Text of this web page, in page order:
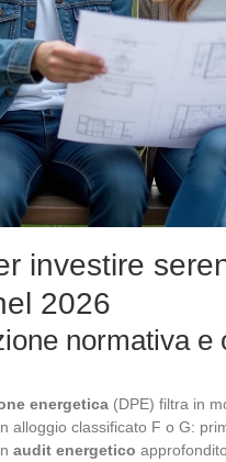
investire
2026
normativa e
energetica (DPE) filtra in
alloggio classificato F o G:
audit energetico